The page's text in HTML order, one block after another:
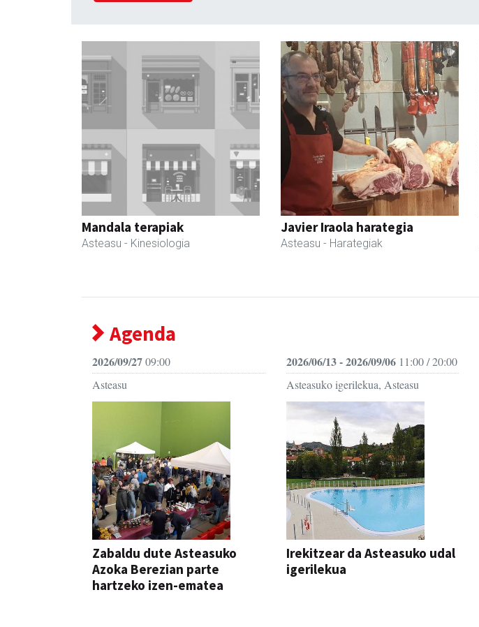
Mandala terapiak
Asteasu - Kinesiologia
Javier Iraola harategia
Asteasu - Harategiak
Agenda
2026/09/2709:00
Asteasu
Zabaldu dute Asteasuko
Azoka Berezian parte
hartzeko izen-ematea
2026/06/13 - 2026/09/0611:00 / 20:00
Asteasuko igerilekua, Asteasu
Irekitzear da Asteasuko udal
igerilekua